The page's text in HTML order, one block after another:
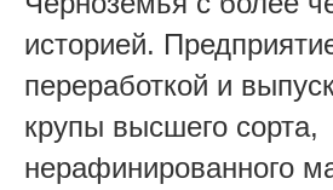
историей.
переработкой и
крупы высшего сорта,
нерафинированного